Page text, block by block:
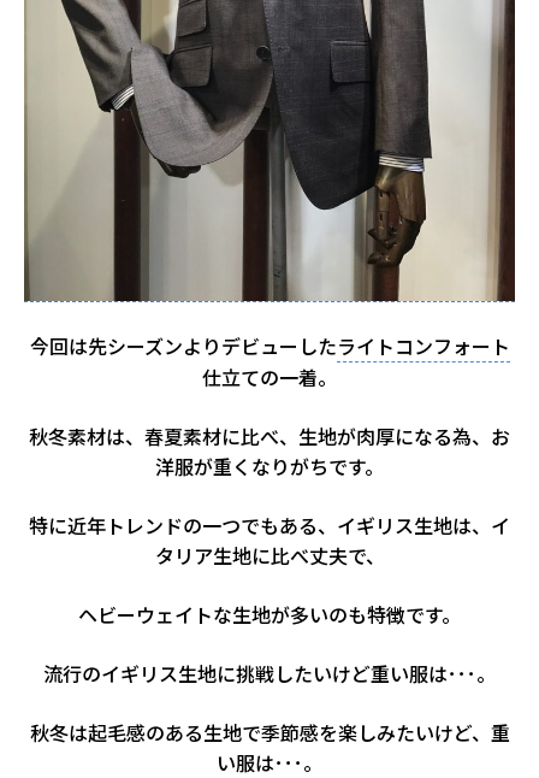
今回は先シーズンよりデビューしたライトコンフォート
仕立ての一着。
秋冬素材は、春夏素材に比べ、生地が肉厚になる為、お
洋服が重くなりがちです。
特に近年トレンドの一つでもある、イギリス生地は、イ
タリア生地に比べ丈夫で、
ヘビーウェイトな生地が多いのも特徴です。
流行のイギリス生地に挑戦したいけど重い服は･･･。
秋冬は起毛感のある生地で季節感を楽しみたいけど、重
い服は･･･。